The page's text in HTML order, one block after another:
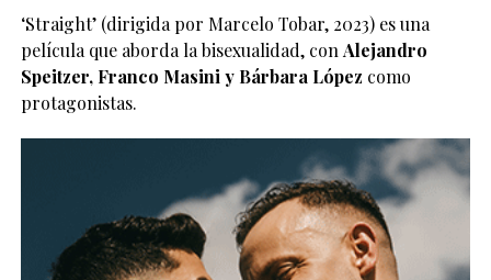
‘Straight’ (dirigida por Marcelo Tobar, 2023) es una
película que aborda la bisexualidad, con Alejandro
Speitzer, Franco Masini y Bárbara López como
protagonistas.